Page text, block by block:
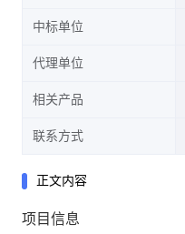
中标单位
代理单位
相关产品
联系方式
正文内容
项目信息